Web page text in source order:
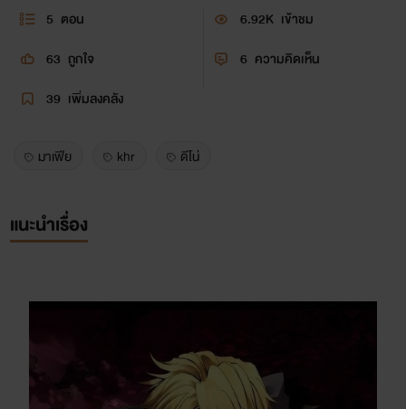
5 ตอน 6.92K เข้าชม
63 ถูกใจ 6 ความคิดเห็น
39 เพิ่มลงคลัง
มาเฟีย khr ดีโน่
แนะนำเรื่อง